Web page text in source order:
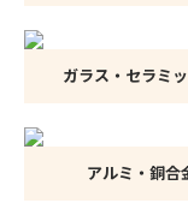
ガラス・セラミ
アルミ・銅合